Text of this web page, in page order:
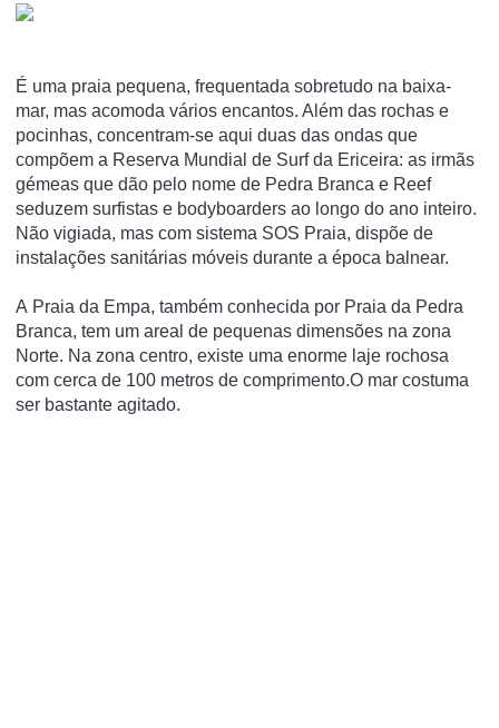
É uma praia pequena, frequentada sobretudo na baixa-
mar, mas acomoda vários encantos. Além das rochas e
pocinhas, concentram-se aqui duas das ondas que
compõem a Reserva Mundial de Surf da Ericeira: as irmãs
gémeas que dão pelo nome de Pedra Branca e Reef
seduzem surfistas e bodyboarders ao longo do ano inteiro.
Não vigiada, mas com sistema SOS Praia, dispõe de
instalações sanitárias móveis durante a época balnear.
A Praia da Empa, também conhecida por Praia da Pedra
Branca, tem um areal de pequenas dimensões na zona
Norte. Na zona centro, existe uma enorme laje rochosa
com cerca de 100 metros de comprimento.O mar costuma
ser bastante agitado.